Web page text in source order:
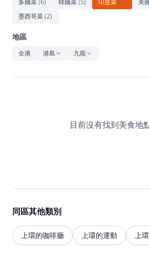
休閒
音樂
多國菜(6) 韓國菜(5) 印度菜(3) 美
墨西哥菜(2)
地區
全港 港島 九龍
目前沒有找到美食地點
同區其他類別
上環的咖啡廳 上環的運動 上